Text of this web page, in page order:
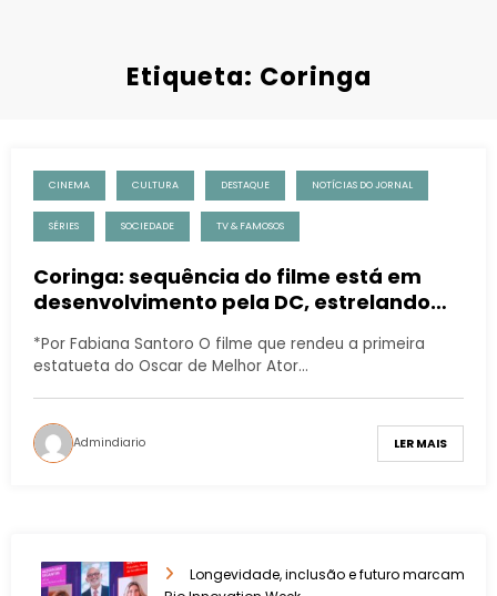
Etiqueta: Coringa
CINEMA CULTURA DESTAQUE NOTÍCIAS DO JORNAL
SÉRIES SOCIEDADE TV & FAMOSOS
Coringa: sequência do filme está em
desenvolvimento pela DC, estrelando
*Por Fabiana Santoro O filme que rendeu a primeira
estatueta do Oscar de Melhor Ator…
Admindiario LER MAIS
Longevidade, inclusão e futuro marcam